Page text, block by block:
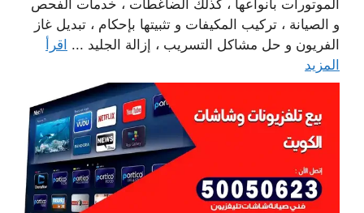
الموتورات بأنواعها ، كذلك الضاغطات ، خدمات الفحص
و الصيانة ، تركيب المكيفات و تثبيتها بإحكام ، تبديل غاز
الفريون و حل مشاكل التسريب ، إزالة الجليد ... اقرأ
المزيد